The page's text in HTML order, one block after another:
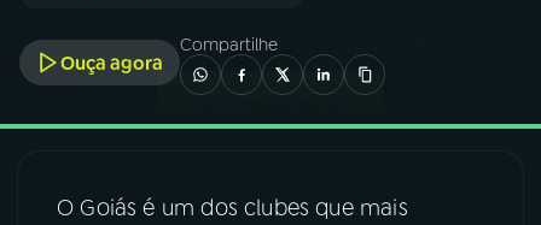
A RÁDIO
03PROGRAMAÇÃO
04PROGRAMAS
Ouça agora
Compartilhe
O Goiás é um dos clubes que mais